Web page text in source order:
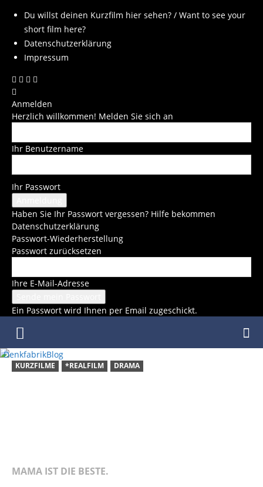
Du willst deinen Kurzfilm hier sehen? / Want to see your
short film here?
Datenschutzerklärung
Impressum
Anmelden
Herzlich willkommen! Melden Sie sich an
Ihr Benutzername
Ihr Passwort
Haben Sie Ihr Passwort vergessen? Hilfe bekommen
Datenschutzerklärung
Passwort-Wiederherstellung
Passwort zurücksetzen
Ihre E-Mail-Adresse
Ein Passwort wird Ihnen per Email zugeschickt.
DenkfabrikBlog
KURZFILME *REALFILM DRAMA
MAMA IST DIE BESTE.